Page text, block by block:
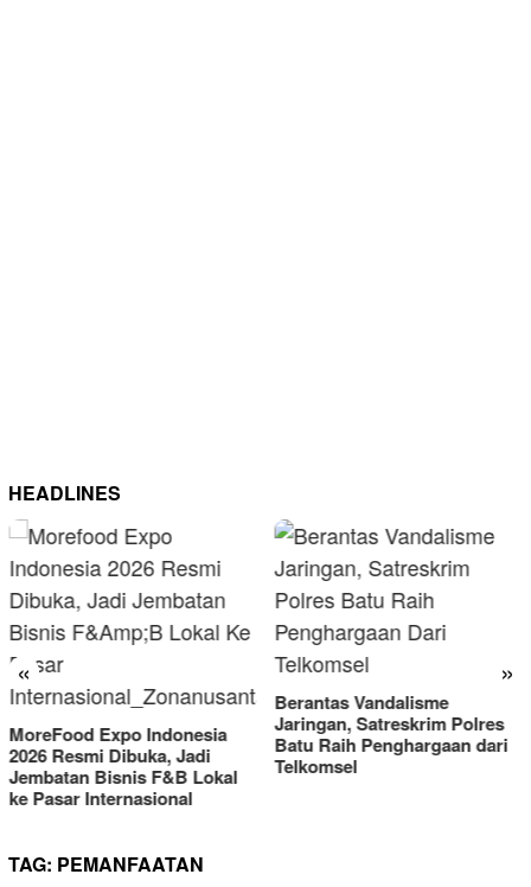
HEADLINES
« »
Jadi
Lokal
Berantas Vandalisme
Jaringan, Satreskrim Polres
Batu Raih Penghargaan dari
Telkomsel
RM OG Alami
Omset di
2025
TAG: PEMANFAATAN